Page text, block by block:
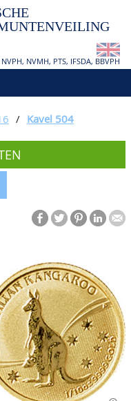
NVMH, PTS, IFSDA, BBVPH
/ Kavel 504